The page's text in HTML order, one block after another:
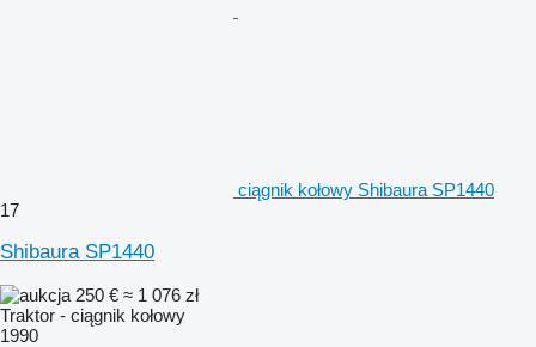
ciągnik kołowy Shibaura SP1440
17
Shibaura SP1440
250 € ≈ 1 076 zł
Traktor - ciągnik kołowy
1990